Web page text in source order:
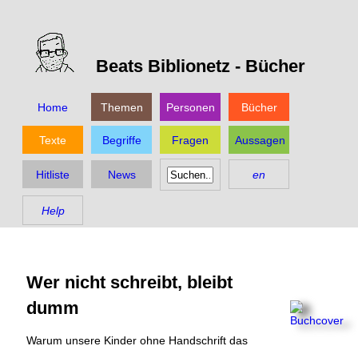
Beats Biblionetz - Bücher
Home Themen Personen Bücher
Texte Begriffe Fragen Aussagen
Hitliste News en
Help
Wer nicht schreibt, bleibt
dumm
Warum unsere Kinder ohne Handschrift das